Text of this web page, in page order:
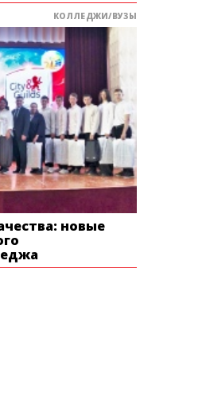
КОЛЛЕДЖИ/ВУЗЫ
новые